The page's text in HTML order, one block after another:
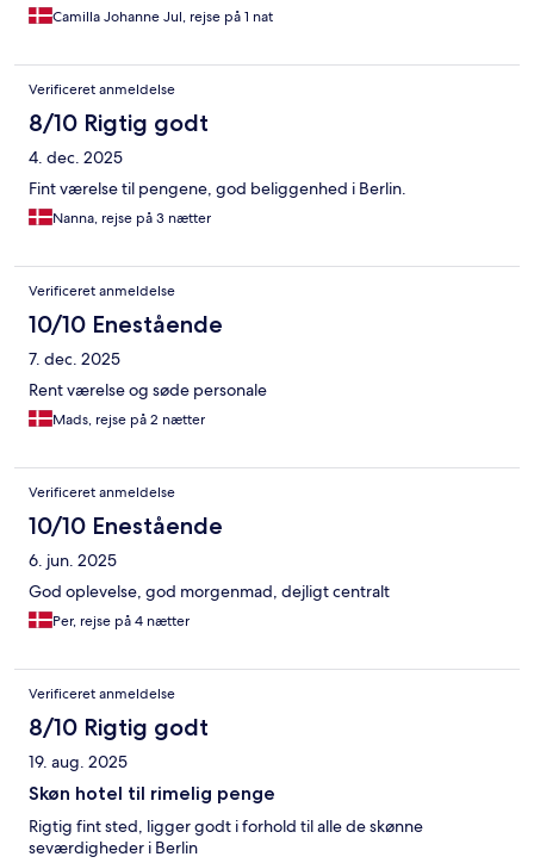
Camilla Johanne Jul, rejse på 1 nat
Verificeret anmeldelse
8/10 Rigtig godt
4. dec. 2025
Fint værelse til pengene, god beliggenhed i Berlin.
Nanna, rejse på 3 nætter
Verificeret anmeldelse
10/10 Enestående
7. dec. 2025
Rent værelse og søde personale
Mads, rejse på 2 nætter
Verificeret anmeldelse
10/10 Enestående
6. jun. 2025
God oplevelse, god morgenmad, dejligt centralt
Per, rejse på 4 nætter
Verificeret anmeldelse
8/10 Rigtig godt
19. aug. 2025
Skøn hotel til rimelig penge
Rigtig fint sted, ligger godt i forhold til alle de skønne
seværdigheder i Berlin